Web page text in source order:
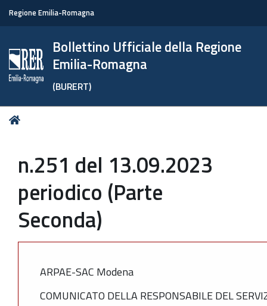
Regione Emilia-Romagna
Bollettino Ufficiale della Regione
Emilia-Romagna
(BURERT)
Tu
n.251 del 13.09.2023
periodico (Parte
Seconda)
ARPAE-SAC Modena
COMUNICATO DELLA RESPONSABILE DEL